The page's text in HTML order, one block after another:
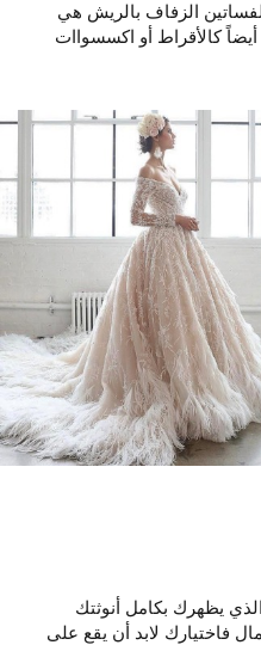
لفساتين الزفاف بالريش هي
كالأقراط أو اكسسواات
يظهرك بكامل أنوثتك
فاختيارك لابد أن يقع على